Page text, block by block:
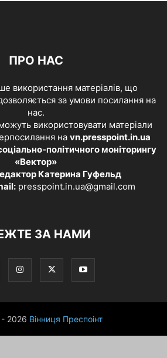
ПРО НАС
використання матеріалів, що
за умови посилання на
нас.
використовувати матеріали
на vn.presspoint.in.ua
політичного моніторингу
«Вектор»
Катерина Гуфельд
presspoint.in.ua@gmail.com
ЗА НАМИ
2026 Вінниця Преспоінт